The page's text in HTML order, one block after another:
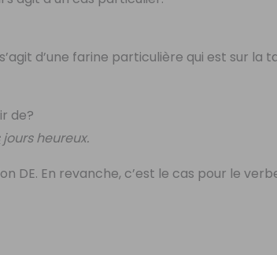
d’une farine particulière qui est sur la
de?
jours heureux.
DE. En revanche, c’est le cas pour le